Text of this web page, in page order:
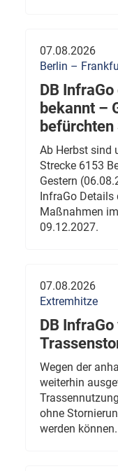
07.08.2026
Berlin –
DB
bekannt –
Ab Herbst sind
Strecke 6153
Gestern
InfraGo
Maßnahmen
09.12.2027.
07.08.2026
Extremhitze
DB
Wegen der
weiterhin
ohne
werden können.